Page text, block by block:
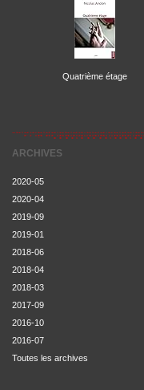
Quatrième étage
ARCHIVES
2020-05
2020-04
2019-09
2019-01
2018-06
2018-04
2018-03
2017-09
2016-10
2016-07
Toutes les archives